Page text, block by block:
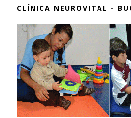
CLÍNICA NEUROVITAL -